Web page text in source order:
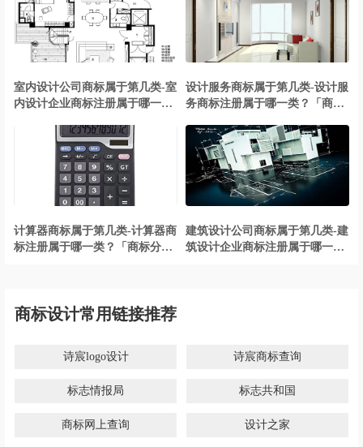
室内设计公司商标属于第几类-室
内设计企业商标注册属于哪一
设计服务商标属于第几类-设计服
务商标注册属于哪一类？「商标
计算器商标属于第几类-计算器商
标注册属于哪一类？「商标分
建筑设计公司商标属于第几类-建
筑设计企业商标注册属于哪一
商标设计常用链接推荐
诗宸logo设计 诗宸商标查询
标志情报局 标志共和国
商标网上查询 设计之家